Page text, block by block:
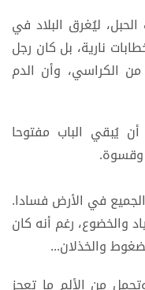
ليُغرق البلاد في
نارية، بل كان رجل
الكراسي، وأن الدم
يُبقي الباب مفتوحا
وقسوة.
في الأرض فسادا.
والخضوع، رغم أنه كان
والخذلان...